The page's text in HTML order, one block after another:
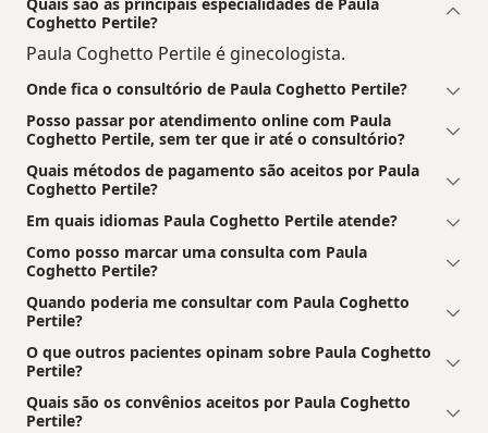
Quais são as principais especialidades de Paula
Coghetto Pertile?
Paula Coghetto Pertile é ginecologista.
Onde fica o consultório de Paula Coghetto Pertile?
Posso passar por atendimento online com Paula
Coghetto Pertile, sem ter que ir até o consultório?
Quais métodos de pagamento são aceitos por Paula
Coghetto Pertile?
Em quais idiomas Paula Coghetto Pertile atende?
Como posso marcar uma consulta com Paula
Coghetto Pertile?
Quando poderia me consultar com Paula Coghetto
Pertile?
O que outros pacientes opinam sobre Paula Coghetto
Pertile?
Quais são os convênios aceitos por Paula Coghetto
Pertile?